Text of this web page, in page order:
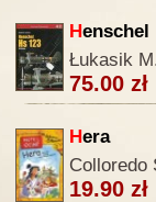
Henschel
Łukasik
75.00 zł
Hera
Colloredo
19.90 zł